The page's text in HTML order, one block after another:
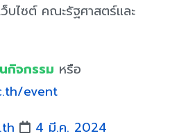
บไซต์ คณะรัฐศาสตร์และ
กิจกรรม หรือ
event
4 มี.ค. 2024